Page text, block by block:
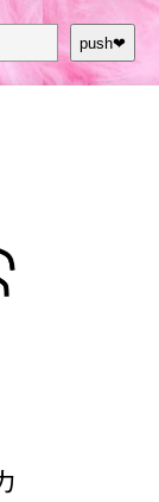
push❤︎